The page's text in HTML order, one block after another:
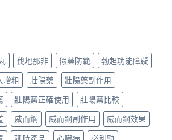
伐地那非 假藥防範
勃起功能障礙
增粗 壯陽藥
壯陽藥副作用
壯陽藥正確使用
壯陽藥比較
威而鋼 威而鋼副作用
威而鋼效果
延時產品 心臟病
必利勁